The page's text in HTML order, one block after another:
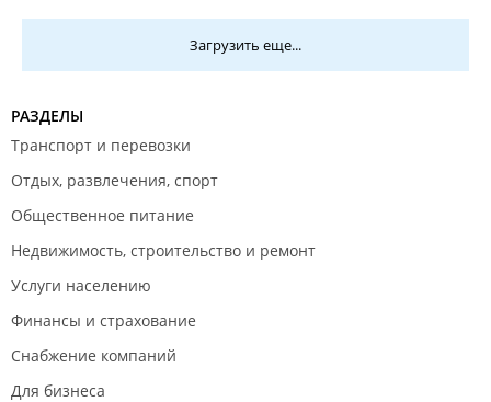
Загрузить еще...
РАЗДЕЛЫ
Транспорт и перевозки
Отдых, развлечения, спорт
Общественное питание
Недвижимость, строительство и ремонт
Услуги населению
Финансы и страхование
Снабжение компаний
Для бизнеса